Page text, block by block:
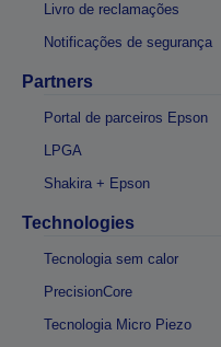
Livro de reclamações
Notificações de segurança
Partners
Portal de parceiros Epson
LPGA
Shakira + Epson
Technologies
Tecnologia sem calor
PrecisionCore
Tecnologia Micro Piezo